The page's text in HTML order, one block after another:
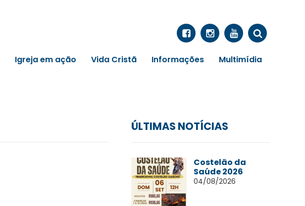
Igreja em ação Vida Cristã Informações Multimídia
ÚLTIMAS NOTÍCIAS
Costelão da
Saúde 2026
04/08/2026